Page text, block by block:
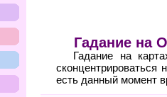
Гадание на
Гадание на
сконцентрироваться
есть данный момент